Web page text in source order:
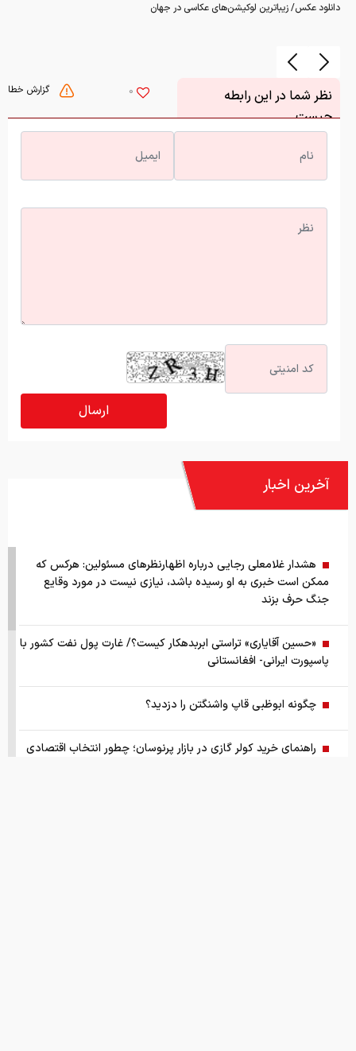
دانلود عکس/ زیباترین لوکیشن‌های عکاسی در جهان
گزارش خطا 0
نظر شما در این رابطه
چیست
آخرین اخبار
هشدار غلامعلی رجایی درباره اظهارنظرهای مسئولین: هرکس که
ممکن است خبری به او رسیده باشد، نیازی نیست در مورد وقایع
جنگ حرف بزند
«حسین آقایاری» تراستی ابربدهکار کیست؟/ غارت پول نفت کشور با
پاسپورت ایرانی- افغانستانی
چگونه ابوظبی قاپ واشنگتن را دزدید؟
راهنمای خرید کولر گازی در بازار پرنوسان؛ چطور انتخاب اقتصادی